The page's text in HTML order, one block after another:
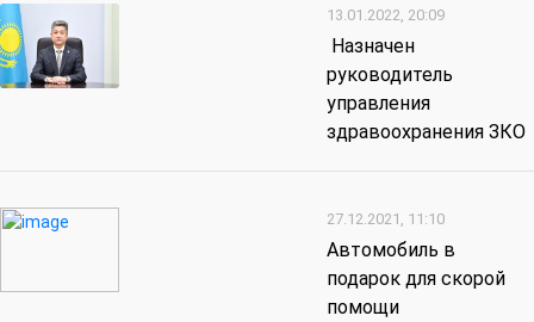
13.01.2022, 20:09
Назначен
руководитель
управления
здравоохранения ЗКО
27.12.2021, 11:10
Автомобиль в
подарок для скорой
помощи